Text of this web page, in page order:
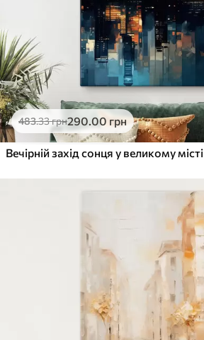
483.33грн290.00 грн
Вечірній захід сонця у великому місті